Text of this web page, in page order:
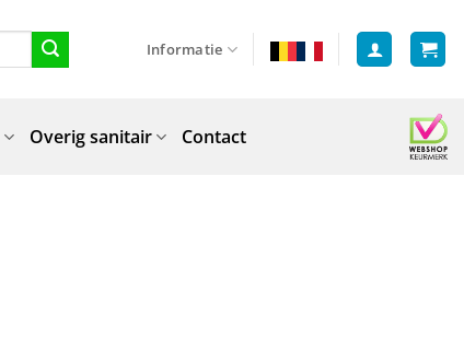
Informatie
Overig sanitair Contact